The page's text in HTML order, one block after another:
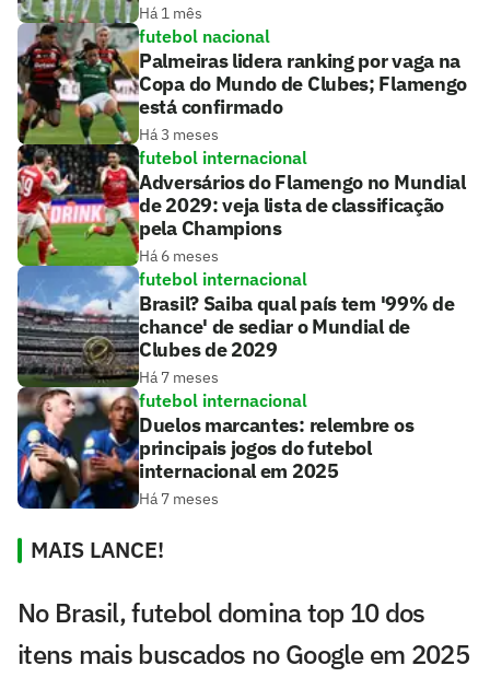
Há 1 mês
futebol nacional
Palmeiras lidera ranking por vaga na
Copa do Mundo de Clubes; Flamengo
está confirmado
Há 3 meses
futebol internacional
Adversários do Flamengo no Mundial
de 2029: veja lista de classificação
pela Champions
Há 6 meses
futebol internacional
Brasil? Saiba qual país tem '99% de
chance' de sediar o Mundial de
Clubes de 2029
Há 7 meses
futebol internacional
Duelos marcantes: relembre os
principais jogos do futebol
internacional em 2025
Há 7 meses
MAIS LANCE!
No Brasil, futebol domina top 10 dos
itens mais buscados no Google em 2025